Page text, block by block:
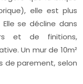
elle est plus
se décline dans
et de finitions,
Un mur de 10m²
de parement, selon